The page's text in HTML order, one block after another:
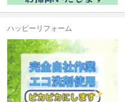
ハッピーリフォーム